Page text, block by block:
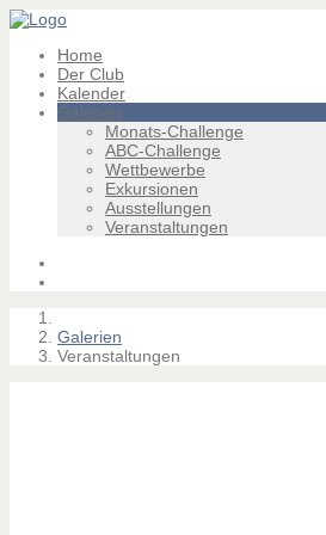
Home
Der Club
Kalender
Galerien
Monats-Challenge
ABC-Challenge
Wettbewerbe
Exkursionen
Ausstellungen
Veranstaltungen
Galerien
Veranstaltungen